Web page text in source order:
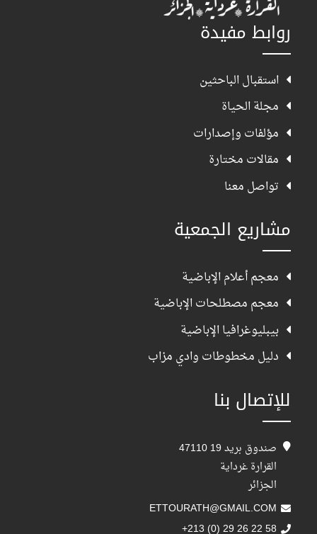
روابط مفيدة
استقبال الباحثين
مجلة الحياة
مؤلفات وإصدارات
مقالات مختارة
تواصل معنا
مشاريع الجمعية
معجم أعلام الإباضية
معجم مصطلحات الإباضية
بيبليوغرافيا الإباضية
دليل مخطوطات وادي مزاب
للإتصال بنا
صندوق بريد 19 47110
القرارة غرداية
الجزائر
ETTOURATH@GMAIL.COM
+213 (0) 29 26 22 58